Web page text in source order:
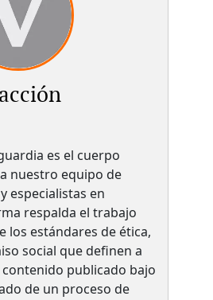
es el cuerpo
nuestro equipo de
especialistas en
respalda el trabajo
los estándares de ética,
social que definen a
publicado bajo
de un proceso de